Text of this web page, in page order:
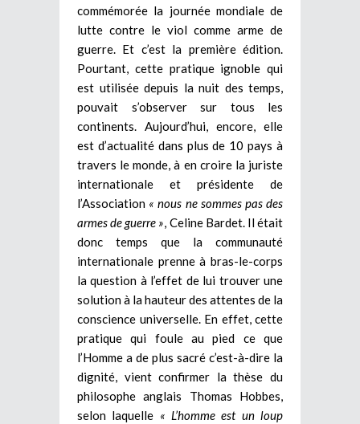
commémorée la journée mondiale de
lutte contre le viol comme arme de
guerre. Et c’est la première édition.
Pourtant, cette pratique ignoble qui
est utilisée depuis la nuit des temps,
pouvait s’observer sur tous les
continents. Aujourd’hui, encore, elle
est d’actualité dans plus de 10 pays à
travers le monde, à en croire la juriste
internationale et présidente de
l’Association « nous ne sommes pas des
armes de guerre », Celine Bardet. Il était
donc temps que la communauté
internationale prenne à bras-le-corps
la question à l’effet de lui trouver une
solution à la hauteur des attentes de la
conscience universelle. En effet, cette
pratique qui foule au pied ce que
l’Homme a de plus sacré c’est-à-dire la
dignité, vient confirmer la thèse du
philosophe anglais Thomas Hobbes,
selon laquelle « L’homme est un loup